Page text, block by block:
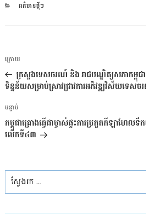
CATEGORIES
ពត៌មានថ្មីៗ
ការ​
នាំទិស​
ប្រកាស
អត្ថបទ
មុន
ក្រោយ
ក្រសួងទេសចរណ៍ និង រាជបណ្ឌិត្យសភាកម្ពុជា
ទិន្នន័យសម្រាប់ស្រាវជ្រាវការអភិវឌ្ឍវិស័យទេស
អត្ថបទ
បន្ទាប់
បន្ទាប់
កម្ពុជាគ្រោងធ្វើជាម្ចាស់ផ្ទះការប្រកួតកីឡាហែល
លើកទី៤៣